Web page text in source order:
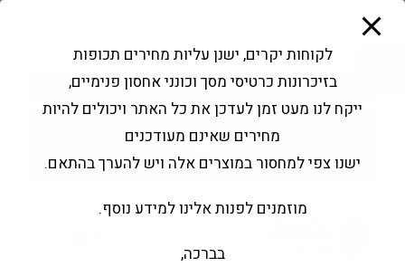
פתח סרגל נגישות
Products
search
החשבון שלי בקשה להצעה
לקוחות יקרים, ישנן עליות מחירים תכופות
בזיכרונות כרטיסי מסך וכונני אחסון פנימיים,
ייקח לנו מעט זמן לעדכן את כל האתר ויכולים להיות
מחירים שאינם מעודכנים
ישנו צפי למחסור במוצרים אלה ויש להערך בהתאם.
מוזמנים לפנות אלינו למידע נוסף.
בברכה,